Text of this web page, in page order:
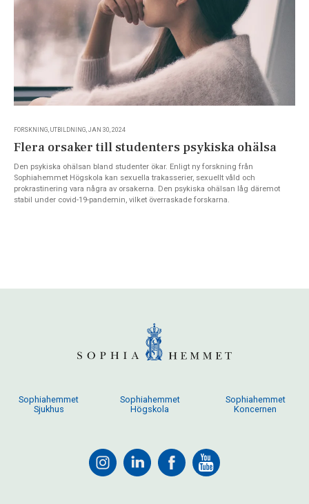
FORSKNING, UTBILDNING, JAN 30, 2024
Flera orsaker till studenters psykiska ohälsa
Den psykiska ohälsan bland studenter ökar. Enligt ny forskning från
Sophiahemmet Högskola kan sexuella trakasserier, sexuellt våld och
prokrastinering vara några av orsakerna. Den psykiska ohälsan låg däremot
stabil under covid-19-pandemin, vilket överraskade forskarna.
Sophiahemmet
Sjukhus
Sophiahemmet
Högskola
Sophiahemmet
Koncernen